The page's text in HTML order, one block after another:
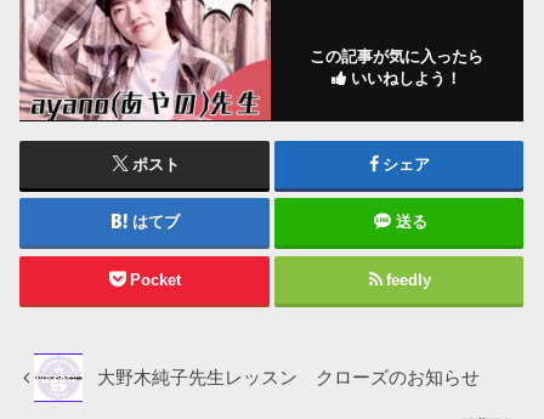
この記事が気に入ったら
いいねしよう！
ポスト シェア
はてブ 送る
Pocket feedly
大野木純子先生レッスン クローズのお知らせ